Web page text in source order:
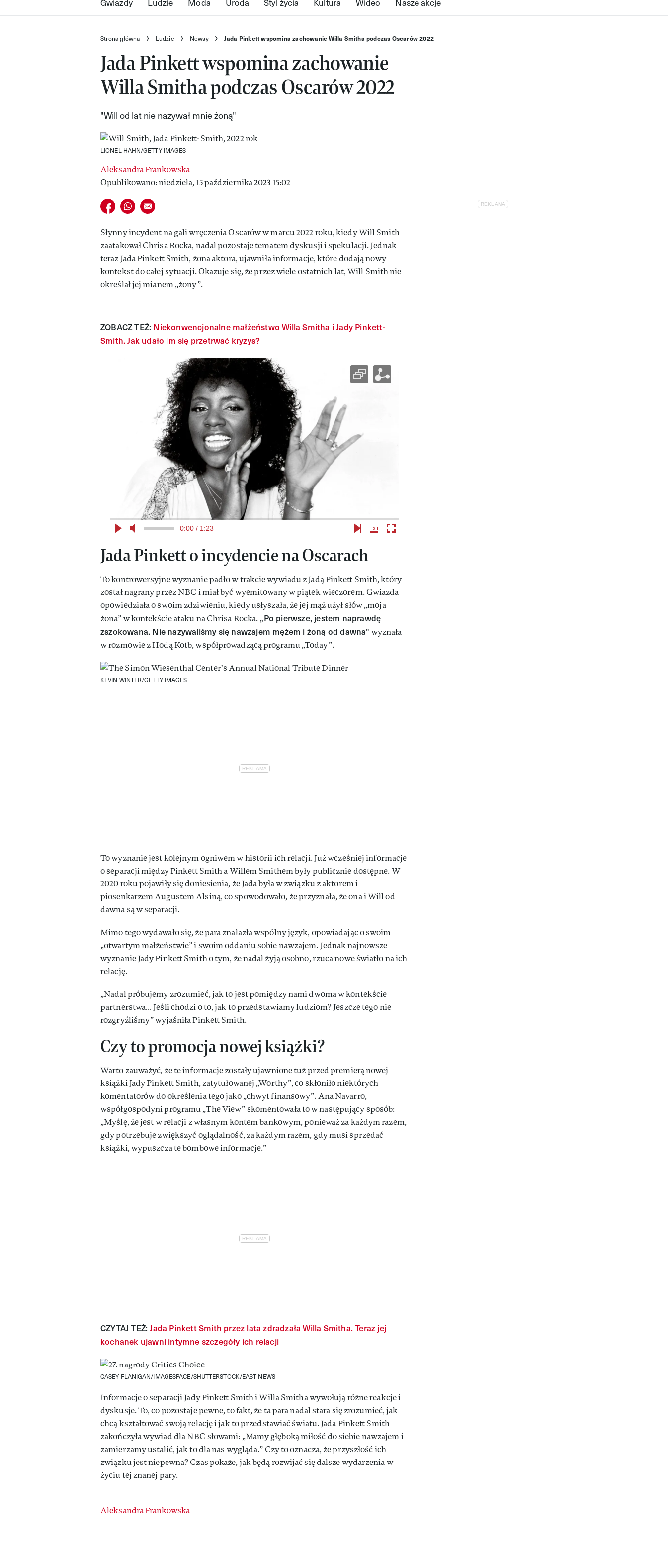
Strona główna Ludzie Newsy Jada Pinkett wspomina zachowanie Willa Smitha podczas Oscarów 2022
Jada Pinkett wspomina zachowanie
Willa Smitha podczas Oscarów 2022
"Will od lat nie nazywał mnie żoną"
LIONEL HAHN/GETTY IMAGES
Aleksandra Frankowska
Opublikowano: niedziela, 15 października 2023 15:02
Udostępnij na facebook
Udostępnij na whatsapp
E-mail do przyjaciela
Słynny incydent na gali wręczenia Oscarów w marcu 2022 roku, kiedy Will Smith
zaatakował Chrisa Rocka, nadal pozostaje tematem dyskusji i spekulacji. Jednak
teraz Jada Pinkett Smith, żona aktora, ujawniła informacje, które dodają nowy
kontekst do całej sytuacji. Okazuje się, że przez wiele ostatnich lat, Will Smith nie
określał jej mianem „żony”.
ZOBACZ TEŻ: Niekonwencjonalne małżeństwo Willa Smitha i Jady Pinkett-
Smith. Jak udało im się przetrwać kryzys?
0:00 / 1:23
Jada Pinkett o incydencie na Oscarach
To kontrowersyjne wyznanie padło w trakcie wywiadu z Jadą Pinkett Smith, który
został nagrany przez NBC i miał być wyemitowany w piątek wieczorem. Gwiazda
opowiedziała o swoim zdziwieniu, kiedy usłyszała, że jej mąż użył słów „moja
żona” w kontekście ataku na Chrisa Rocka. „Po pierwsze, jestem naprawdę
zszokowana. Nie nazywaliśmy się nawzajem mężem i żoną od dawna" wyznała
w rozmowie z Hodą Kotb, współprowadzącą programu „Today”.
KEVIN WINTER/GETTY IMAGES
To wyznanie jest kolejnym ogniwem w historii ich relacji. Już wcześniej informacje
o separacji między Pinkett Smith a Willem Smithem były publicznie dostępne. W
2020 roku pojawiły się doniesienia, że Jada była w związku z aktorem i
piosenkarzem Augustem Alsiną, co spowodowało, że przyznała, że ona i Will od
dawna są w separacji.
Mimo tego wydawało się, że para znalazła wspólny język, opowiadając o swoim
„otwartym małżeństwie” i swoim oddaniu sobie nawzajem. Jednak najnowsze
wyznanie Jady Pinkett Smith o tym, że nadal żyją osobno, rzuca nowe światło na ich
relację.
„Nadal próbujemy zrozumieć, jak to jest pomiędzy nami dwoma w kontekście
partnerstwa… Jeśli chodzi o to, jak to przedstawiamy ludziom? Jeszcze tego nie
rozgryźliśmy” wyjaśniła Pinkett Smith.
Czy to promocja nowej książki?
Warto zauważyć, że te informacje zostały ujawnione tuż przed premierą nowej
książki Jady Pinkett Smith, zatytułowanej „Worthy”, co skłoniło niektórych
komentatorów do określenia tego jako „chwyt finansowy”. Ana Navarro,
współgospodyni programu „The View” skomentowała to w następujący sposób:
„Myślę, że jest w relacji z własnym kontem bankowym, ponieważ za każdym razem,
gdy potrzebuje zwiększyć oglądalność, za każdym razem, gdy musi sprzedać
książki, wypuszcza te bombowe informacje.”
CZYTAJ TEŻ:Jada Pinkett Smith przez lata zdradzała Willa Smitha. Teraz jej
kochanek ujawni intymne szczegóły ich relacji
CASEY FLANIGAN/IMAGESPACE/SHUTTERSTOCK/EAST NEWS
Informacje o separacji Jady Pinkett Smith i Willa Smitha wywołują różne reakcje i
dyskusje. To, co pozostaje pewne, to fakt, że ta para nadal stara się zrozumieć, jak
chcą kształtować swoją relację i jak to przedstawiać światu. Jada Pinkett Smith
zakończyła wywiad dla NBC słowami: „Mamy głęboką miłość do siebie nawzajem i
zamierzamy ustalić, jak to dla nas wygląda.” Czy to oznacza, że przyszłość ich
związku jest niepewna? Czas pokaże, jak będą rozwijać się dalsze wydarzenia w
życiu tej znanej pary.
Authors
Aleksandra Frankowska